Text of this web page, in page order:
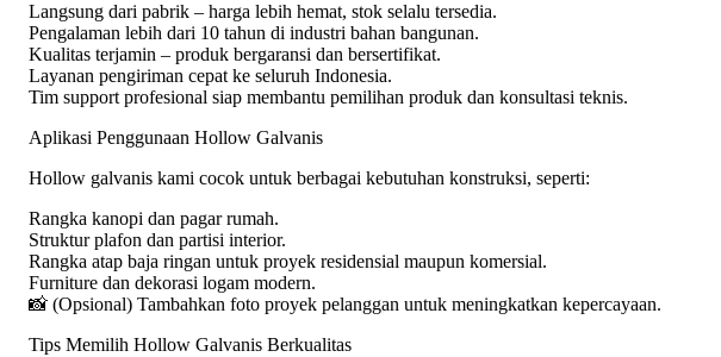
Langsung dari pabrik – harga lebih hemat, stok selalu tersedia.
Pengalaman lebih dari 10 tahun di industri bahan bangunan.
Kualitas terjamin – produk bergaransi dan bersertifikat.
Layanan pengiriman cepat ke seluruh Indonesia.
Tim support profesional siap membantu pemilihan produk dan konsultasi teknis.
Aplikasi Penggunaan Hollow Galvanis
Hollow galvanis kami cocok untuk berbagai kebutuhan konstruksi, seperti:
Rangka kanopi dan pagar rumah.
Struktur plafon dan partisi interior.
Rangka atap baja ringan untuk proyek residensial maupun komersial.
Furniture dan dekorasi logam modern.
📸 (Opsional) Tambahkan foto proyek pelanggan untuk meningkatkan kepercayaan.
Tips Memilih Hollow Galvanis Berkualitas